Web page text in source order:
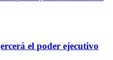
el poder ejecutivo